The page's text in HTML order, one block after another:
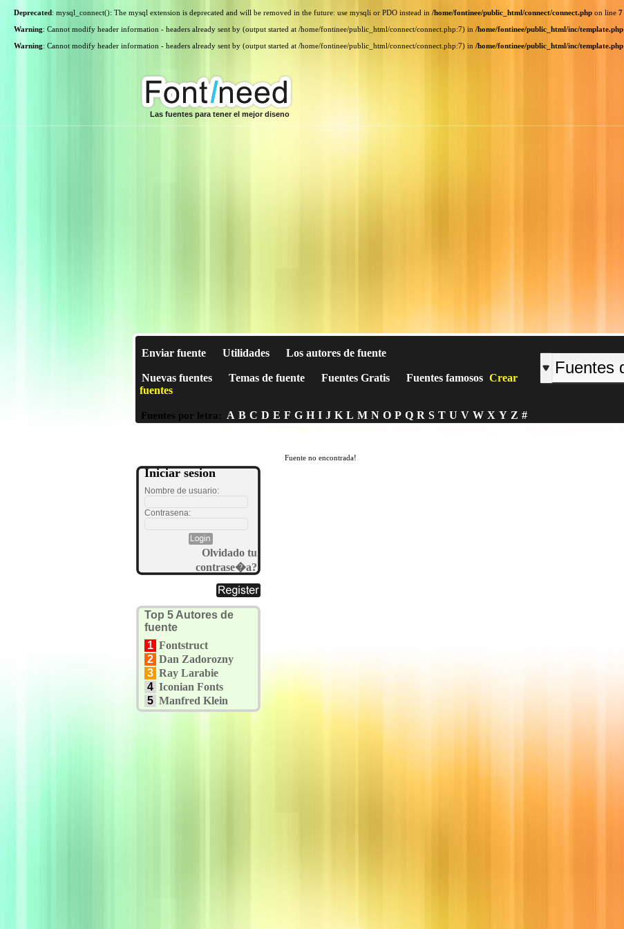
Deprecated: mysql_connect(): The mysql extension is deprecated and will be removed in the future: use mysqli or PDO instead in /home/fontinee/public_html/connect/connect.php on line 7
Warning: Cannot modify header information - headers already sent by (output started at /home/fontinee/public_html/connect/connect.php:7) in /home/fontinee/public_html/inc/template.php
Warning: Cannot modify header information - headers already sent by (output started at /home/fontinee/public_html/connect/connect.php:7) in /home/fontinee/public_html/inc/template.php
Las fuentes para tener el mejor diseno
Enviar fuente Utilidades Los autores de fuente
Nuevas fuentes Temas de fuente Fuentes Gratis Fuentes famosos Crear
fuentes
Fuentes por letra: A B C D E F G H I J K L M N O P Q R S T U V W X Y Z #
Iniciar sesion
Nombre de usuario:
Contrasena:
Olvidado tu
contrase�a?
Top 5 Autores de
fuente
1 Fontstruct
2 Dan Zadorozny
3 Ray Larabie
4 Iconian Fonts
5 Manfred Klein
Fuente no encontrada!